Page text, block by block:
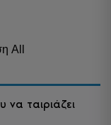
All
να ταιριάζει